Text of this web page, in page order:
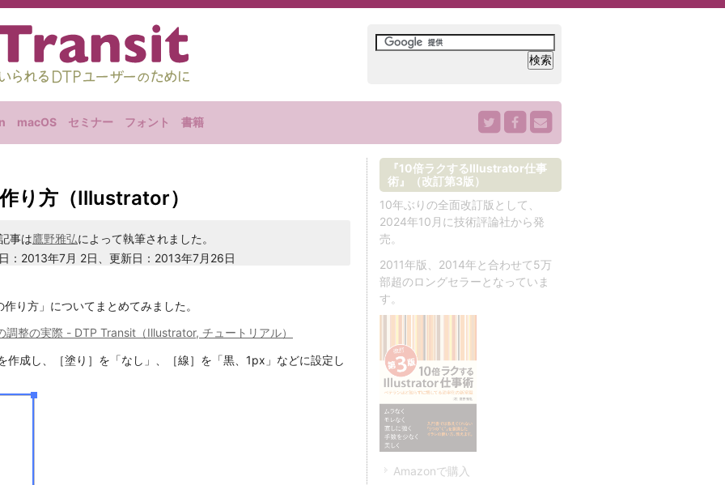
macOS セミナー フォント 書籍
り方（Illustrator）
事は鷹野雅弘によって執筆されました。
：2013年7月 2日、更新日：2013年7月26日
り方」についてまとめてみました。
整の実際 - DTP Transit（Illustrator, チュートリアル）
作成し、［塗り］を「なし」、［線］を「黒、1px」などに設定し
『10倍ラクするIllustrator仕事
術』（改訂第3版）
10年ぶりの全面改訂版として、
2024年10月に技術評論社から発
売。
2011年版、2014年と合わせて5万
部超のロングセラーとなっていま
す。
Amazonで購入